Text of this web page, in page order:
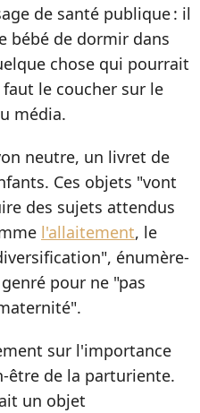
de santé publique : il
bébé de dormir dans
chose qui pourrait
le coucher sur le
média.
neutre, un livret de
Ces objets "vont
des sujets attendus
l'allaitement, le
énumère-
pour ne "pas
sur l'importance
être de la parturiente.
un objet